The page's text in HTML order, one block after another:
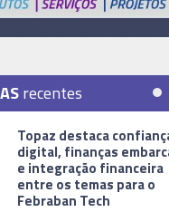
recentes
Topaz destaca
digital, finanças
e integração financeira
entre os temas para o
Febraban Tech